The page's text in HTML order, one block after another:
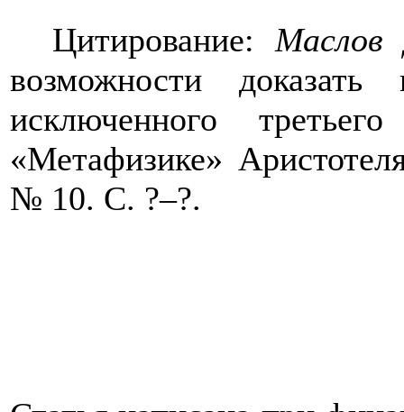
Цитирование:
возможности
исключенного
«Метафизике»
№ 10. С. ?–?.